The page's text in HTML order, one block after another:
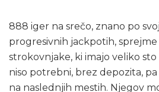
888 iger na srečo, znano po
progresivnih jackpotih,
strokovnjake, ki imajo veliko
niso potrebni, brez depozita,
na naslednjih mestih. Njegov